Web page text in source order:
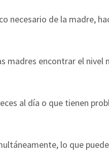
necesario de la madre,
madres encontrar el nivel
al día o que tienen
lo que